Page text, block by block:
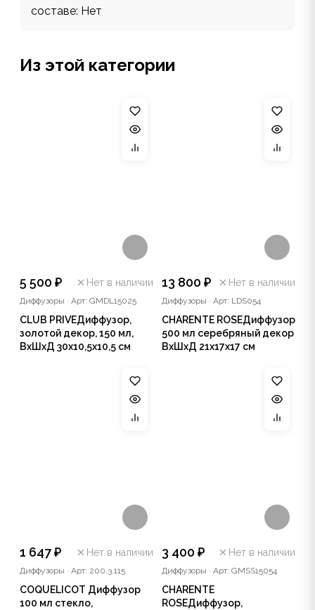
составе: Нет
Из этой категории
5 500 ₽ Нет в наличии
Диффузоры · Арт: GMDL15025
CLUB PRIVEДиффузор,
золотой декор, 150 мл,
ВхШхД 30х10,5х10,5 см
13 800 ₽ Нет в наличии
Диффузоры · Арт: LDS054
CHARENTE ROSEДиффузор
500 мл серебряный декор
ВхШхД 21х17х17 см
1 647 ₽ Нет в наличии
Диффузоры · Арт: 200.3.115
COQUELICOT Диффузор
100 мл стекло,
3 400 ₽ Нет в наличии
Диффузоры · Арт: GMSS15054
CHARENTE
ROSEДиффузор,